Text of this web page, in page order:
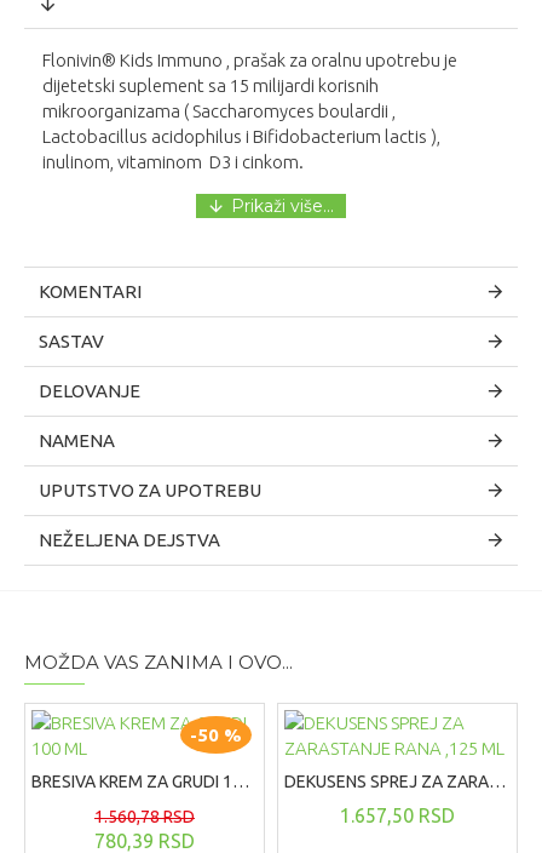
Flonivin® Kids Immuno , prašak za oralnu upotrebu je
dijetetski suplement sa 15 milijardi korisnih
mikroorganizama ( Saccharomyces boulardii ,
Lactobacillus acidophilus i Bifidobacterium lactis ),
inulinom, vitaminom D3 i cinkom.
KOMENTARI
SASTAV
DELOVANJE
NAMENA
UPUTSTVO ZA UPOTREBU
NEŽELJENA DEJSTVA
MOŽDA VAS ZANIMA I OVO...
-50 %
BRESIVA KREM ZA GRUDI 100 ML
780,39 RSD
1.560,78 RSD
DEKUSENS SPREJ ZA ZARASTANJE RANA ,125 ML
1.657,50 RSD